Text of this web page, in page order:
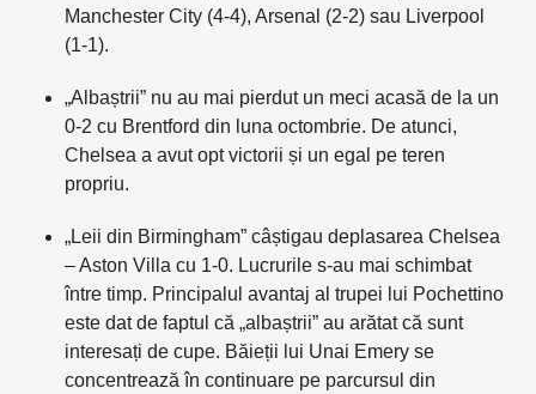
Manchester City (4-4), Arsenal (2-2) sau Liverpool
(1-1).
„Albaștrii” nu au mai pierdut un meci acasă de la un
0-2 cu Brentford din luna octombrie. De atunci,
Chelsea a avut opt victorii și un egal pe teren
propriu.
„Leii din Birmingham” câștigau deplasarea Chelsea
– Aston Villa cu 1-0. Lucrurile s-au mai schimbat
între timp. Principalul avantaj al trupei lui Pochettino
este dat de faptul că „albaștrii” au arătat că sunt
interesați de cupe. Băieții lui Unai Emery se
concentrează în continuare pe parcursul din